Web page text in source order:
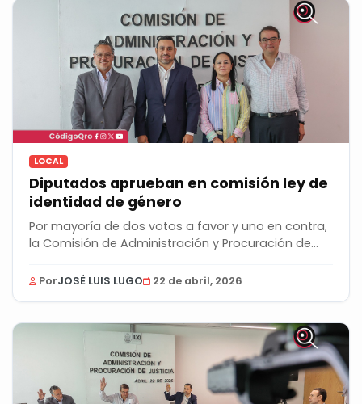
LOCAL
Diputados aprueban en comisión ley de
identidad de género
Por mayoría de dos votos a favor y uno en contra,
la Comisión de Administración y Procuración de...
PorJOSÉ LUIS LUGO 22 de abril, 2026